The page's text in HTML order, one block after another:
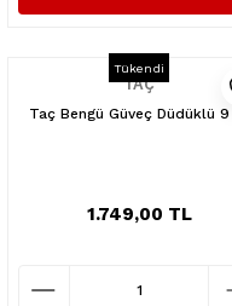
Tükendi
TAÇ
Taç Bengü Güveç Düdüklü
1.749,00 TL